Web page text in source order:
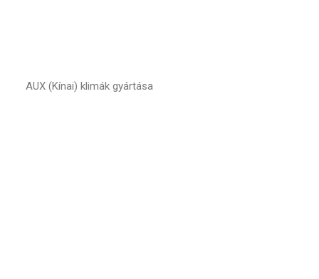
AUX (Kínai) klimák gyártása